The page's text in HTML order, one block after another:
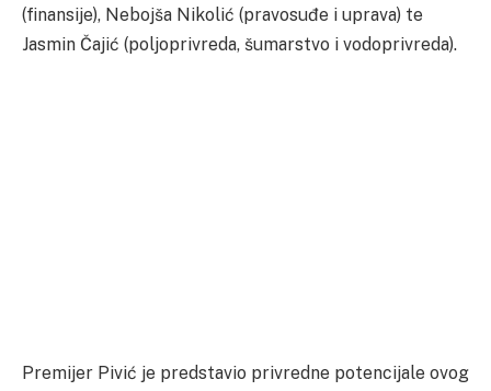
(finansije), Nebojša Nikolić (pravosuđe i uprava) te
Jasmin Čajić (poljoprivreda, šumarstvo i vodoprivreda).
Premijer Pivić je predstavio privredne potencijale ovog